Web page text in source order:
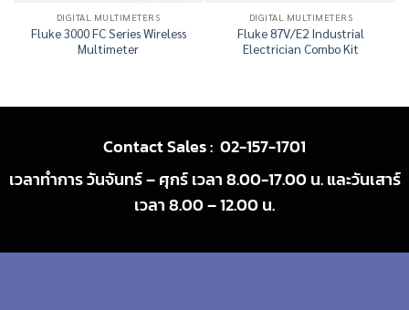
DIGITAL MULTIMETERS
Fluke 3000 FC Series Wireless
Multimeter
DIGITAL MULTIMETERS
Fluke 87V/E2 Industrial
Electrician Combo Kit
Contact Sales : 02-157-1701
เวลาทำการ วันจันทร์ – ศุกร์ เวลา 8.00-17.00 น. และวันเสาร์
เวลา 8.00 – 12.00 น.